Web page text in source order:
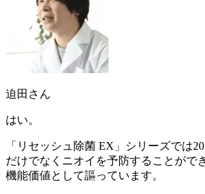
迫田さん
はい。
「リセッシュ除菌 EX」シリーズでは
だけでなくニオイを予防することがで
機能価値として謳っています。